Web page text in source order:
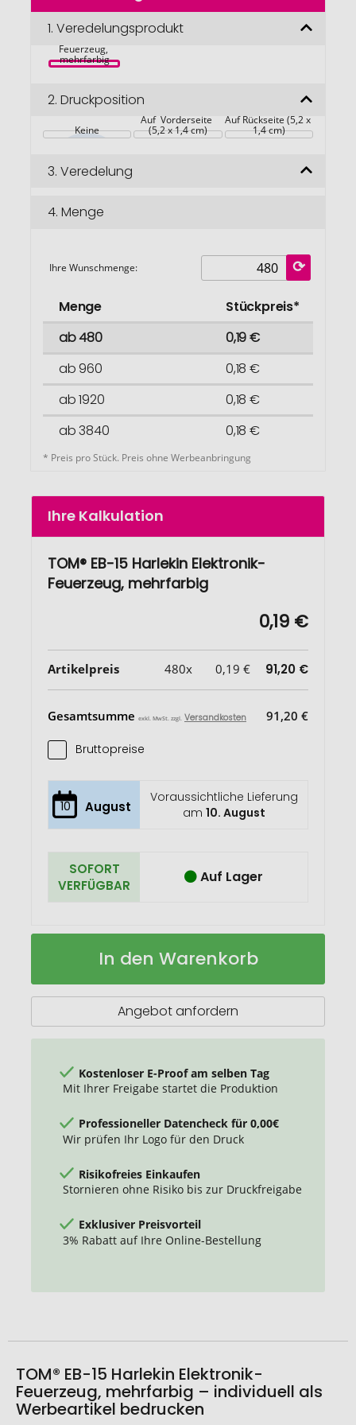
Bildgalerie
1. Veredelungsprodukt
Harlekin
Feuerzeug,
mehrfarbig
2. Druckposition
Keine
Auf  Vorderseite
(5,2 x 1,4 cm)
Auf Rückseite (5,2 x
1,4 cm)
3. Veredelung
4. Menge
Ihre Wunschmenge:
Menge
Stückpreis*
ab 480
0,19 €
ab 960
0,18 €
ab 1920
0,18 €
ab 3840
0,18 €
* Preis pro Stück. Preis ohne Werbeanbringung
Ihre Kalkulation
TOM® EB-15 Harlekin Elektronik-
Feuerzeug, mehrfarbig
0,19 €
Artikelpreis 480x 0,19 € 91,20 €
Gesamtsumme exkl. MwSt. zzgl. Versandkosten 91,20 €
Bruttopreise
10 August
Voraussichtliche Lieferung
am 10. August
SOFORT
VERFÜGBAR
Auf Lager
TOM®
Harlekin
Auf
In den Warenkorb
Angebot anfordern
Kostenloser E-Proof am selben Tag
Mit Ihrer Freigabe startet die Produktion
Professioneller Datencheck für 0,00€
Wir prüfen Ihr Logo für den Druck
Risikofreies Einkaufen
Stornieren ohne Risiko bis zur Druckfreigabe
Exklusiver Preisvorteil
3% Rabatt auf Ihre Online-Bestellung
TOM® EB-15 Harlekin Elektronik-
Feuerzeug, mehrfarbig – individuell als
Werbeartikel bedrucken